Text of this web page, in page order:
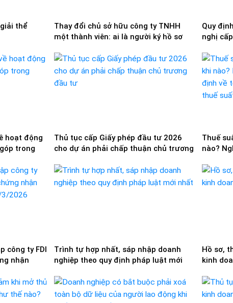
thể
Thay đổi chủ sở hữu công ty TNHH
một thành viên: ai là người ký hồ sơ
Quy
nghị
hoạt động
trong
Thủ tục cấp Giấy phép đầu tư 2026
cho dự án phải chấp thuận chủ trương
Thuế
nào?
thuế
công ty FDI
nhận
Trình tự hợp nhất, sáp nhập doanh
nghiệp theo quy định pháp luật mới
Hồ sơ,
kinh